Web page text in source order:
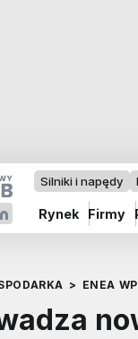
Silniki i napędy
Rynek Firmy
> ENEA